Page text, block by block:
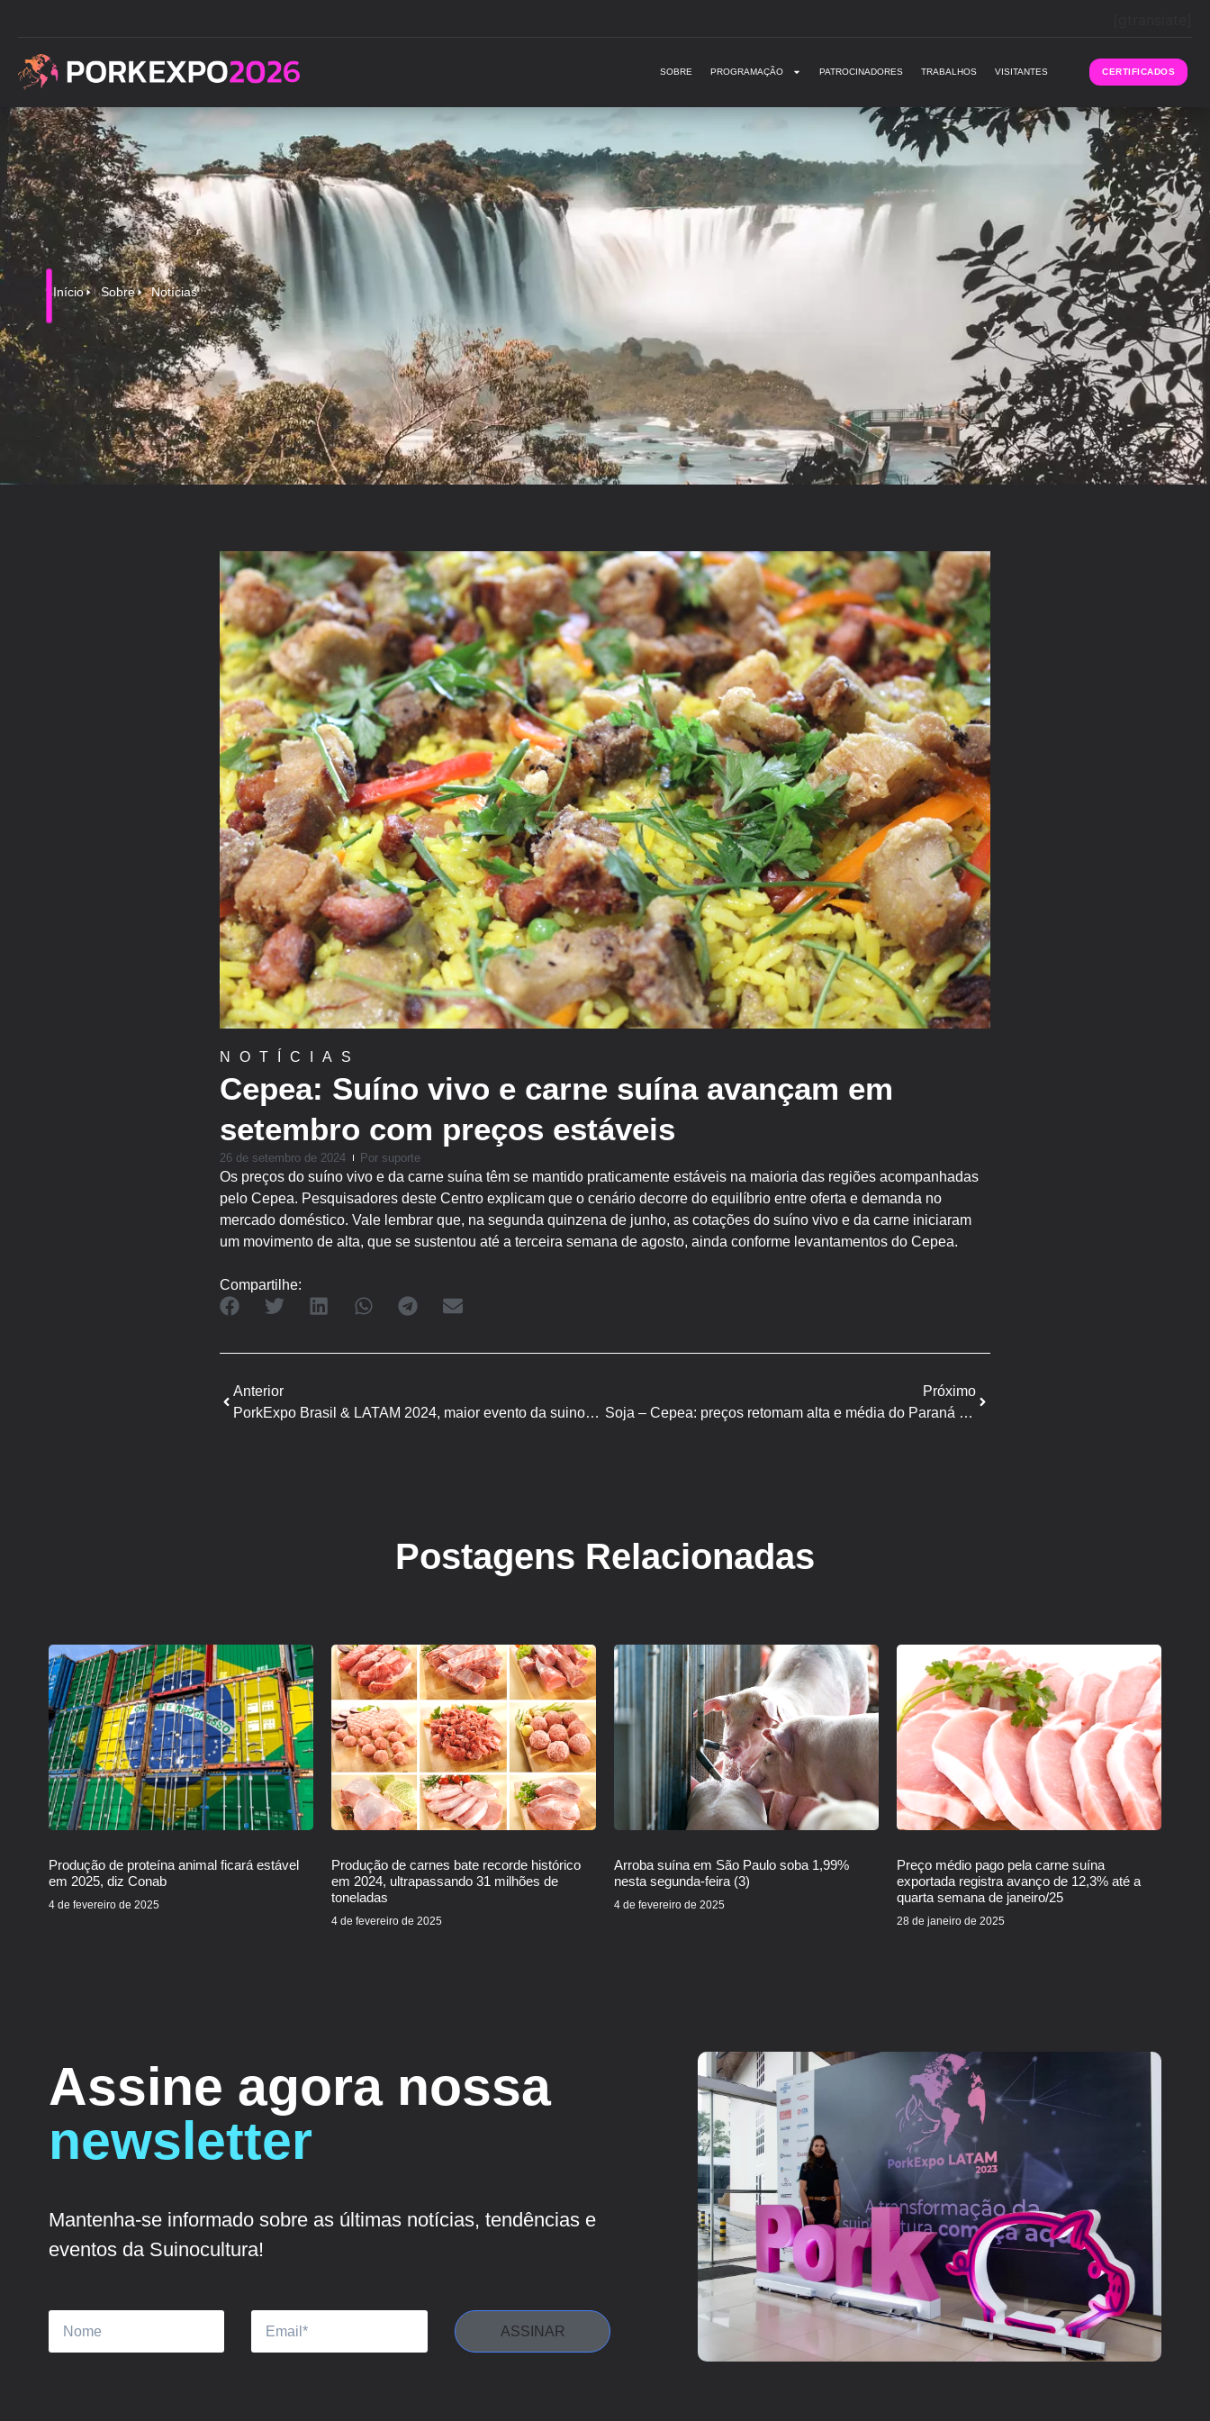
SOBRE PROGRAMAÇÃO PATROCINADORES TRABALHOS VISITANTES CERTIFICADOS
Início Sobre Notícias
NOTÍCIAS
Cepea: Suíno vivo e carne suína avançam em
setembro com preços estáveis
26 de setembro de 2024 Por suporte
Os preços do suíno vivo e da carne suína têm se mantido praticamente estáveis na maioria das regiões acompanhadas
pelo Cepea. Pesquisadores deste Centro explicam que o cenário decorre do equilíbrio entre oferta e demanda no
mercado doméstico. Vale lembrar que, na segunda quinzena de junho, as cotações do suíno vivo e da carne iniciaram
um movimento de alta, que se sustentou até a terceira semana de agosto, ainda conforme levantamentos do Cepea.
Compartilhe:
Anterior
PorkExpo Brasil & LATAM 2024, maior evento da suinocultura das Américas, mira a Proteína 2030
Próximo
Soja – Cepea: preços retomam alta e média do Paraná é a maior do ano desde dezembo
Postagens Relacionadas
Produção de proteína animal ficará estável
em 2025, diz Conab
4 de fevereiro de 2025
Produção de carnes bate recorde histórico
em 2024, ultrapassando 31 milhões de
toneladas
4 de fevereiro de 2025
Arroba suína em São Paulo soba 1,99%
nesta segunda-feira (3)
4 de fevereiro de 2025
Preço médio pago pela carne suína
exportada registra avanço de 12,3% até a
quarta semana de janeiro/25
28 de janeiro de 2025
Assine agora nossa
newsletter
Mantenha-se informado sobre as últimas notícias, tendências e
eventos da Suinocultura!
ASSINAR